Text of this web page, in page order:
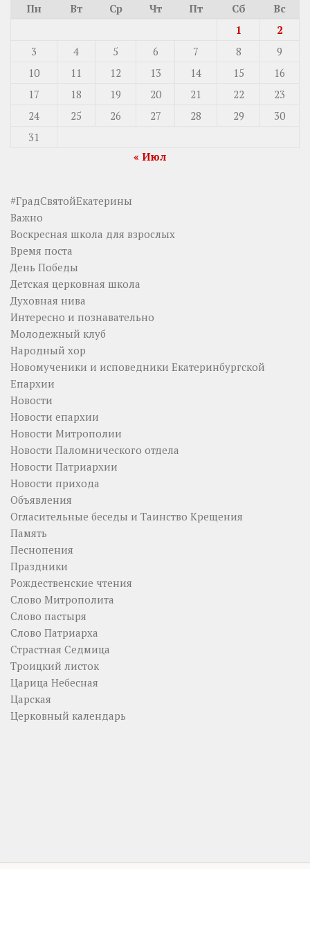
Пн
Вт Ср Чт Пт Сб
Вс
1
2
3
4 5 6 7 8
9
10
11 12 13 14 15
16
17
18 19 20 21 22
23
24
25 26 27 28 29
30
31
« Июл
#ГрадСвятойЕкатерины
Важно
Воскресная школа для взрослых
Время поста
День Победы
Детская церковная школа
Духовная нива
Интересно и познавательно
Молодежный клуб
Народный хор
Новомученики и исповедники Екатеринбургской
Епархии
Новости
Новости епархии
Новости Митрополии
Новости Паломнического отдела
Новости Патриархии
Новости прихода
Объявления
Огласительные беседы и Таинство Крещения
Память
Песнопения
Праздники
Рождественские чтения
Слово Митрополита
Слово пастыря
Слово Патриарха
Страстная Седмица
Троицкий листок
Царица Небесная
Царская
Церковный календарь